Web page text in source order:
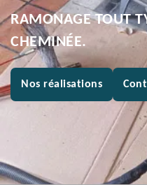
RAMONAGE TOUT
CHEMINÉE.
Nos réalisations